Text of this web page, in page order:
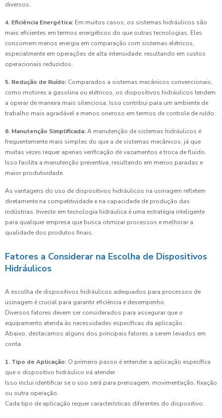
diversos.
4. Eficiência Energética: Em muitos casos, os sistemas hidráulicos são
mais eficientes em termos energéticos do que outras tecnologias. Eles
consomem menos energia em comparação com sistemas elétricos,
especialmente em operações de alta intensidade, resultando em custos
operacionais reduzidos.
5. Redução de Ruído: Comparados a sistemas mecânicos convencionais,
como motores a gasolina ou elétricos, os dispositivos hidráulicos tendem
a operar de maneira mais silenciosa. Isso contribui para um ambiente de
trabalho mais agradável e menos oneroso em termos de controle de ruído.
6. Manutenção Simplificada:A manutenção de sistemas hidráulicos é
frequentemente mais simples do que a de sistemas mecânicos, já que
muitas vezes requer apenas verificação de vazamentos e troca de fluido.
Isso facilita a manutenção preventiva, resultando em menos paradas e
maior produtividade.
As vantagens do uso de dispositivos hidráulicos na usinagem refletem
diretamente na competitividade e na capacidade de produção das
indústrias. Investir em tecnologia hidráulica é uma estratégia inteligente
para qualquer empresa que busca otimizar processos e melhorar a
qualidade dos produtos finais.
Fatores a Considerar na Escolha de Dispositivos
Hidráulicos
A escolha de dispositivos hidráulicos adequados para processos de
usinagem é crucial para garantir eficiência e desempenho.
Diversos fatores devem ser considerados para assegurar que o
equipamento atenda às necessidades específicas da aplicação.
Abaixo, destacamos alguns dos principais fatores a serem levados em
conta.
1. Tipo de Aplicação: O primeiro passo é entender a aplicação específica
que o dispositivo hidráulico irá atender.
Isso inclui identificar se o uso será para prensagem, movimentação, fixação
ou outra operação.
Cada tipo de aplicação requer características diferentes do dispositivo.